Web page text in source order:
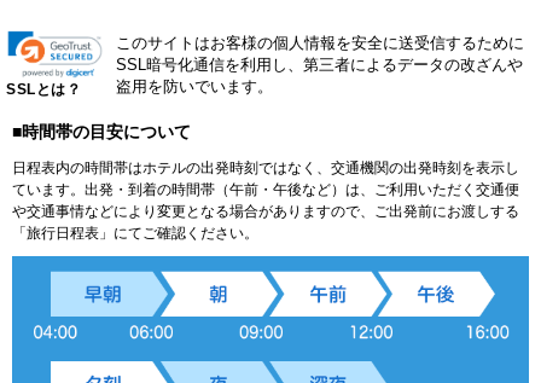
SSLとは？
このサイトはお客様の個人情報を安全に送受信するために
SSL暗号化通信を利用し、第三者によるデータの改ざんや
盗用を防いでいます。
■時間帯の目安について
日程表内の時間帯はホテルの出発時刻ではなく、交通機関の出発時刻を表示し
ています。出発・到着の時間帯（午前・午後など）は、ご利用いただく交通便
や交通事情などにより変更となる場合がありますので、ご出発前にお渡しする
「旅行日程表」にてご確認ください。